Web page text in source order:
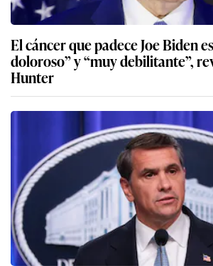
El cáncer que padece Joe Biden
doloroso” y “muy debilitante”,
Hunter